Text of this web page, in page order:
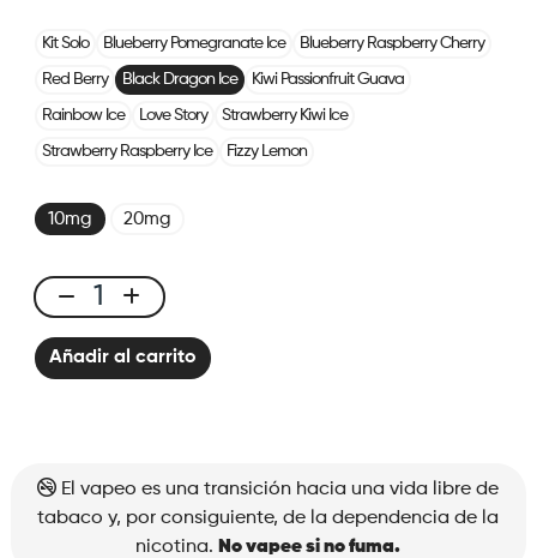
Kit Solo Blueberry Pomegranate Ice Blueberry Raspberry Cherry
Red Berry Black Dragon Ice Kiwi Passionfruit Guava
Rainbow Ice Love Story Strawberry Kiwi Ice
Strawberry Raspberry Ice Fizzy Lemon
10mg 20mg
X-
One
Pro
Dragon
Ice
Añadir al carrito
El vapeo es una transición hacia una vida libre de
tabaco y, por consiguiente, de la dependencia de la
nicotina. No vapee si no fuma.